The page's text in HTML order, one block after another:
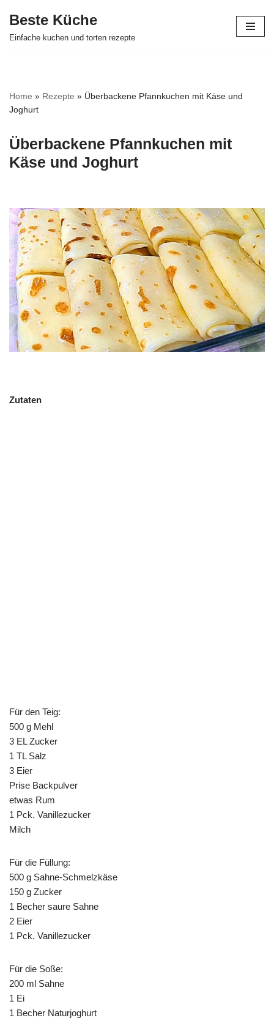
Zum
Beste Küche
Einfache kuchen und torten rezepte
Home » Rezepte » Überbackene Pfannkuchen mit Käse und
Joghurt
Überbackene Pfannkuchen mit
Käse und Joghurt
Zutaten
Für den Teig:
500 g Mehl
3 EL Zucker
1 TL Salz
3 Eier
Prise Backpulver
etwas Rum
1 Pck. Vanillezucker
Milch
Für die Füllung:
500 g Sahne-Schmelzkäse
150 g Zucker
1 Becher saure Sahne
2 Eier
1 Pck. Vanillezucker
Für die Soße:
200 ml Sahne
1 Ei
1 Becher Naturjoghurt